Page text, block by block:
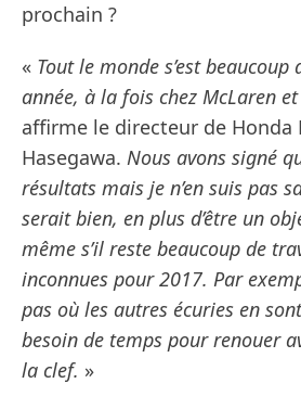
prochain ?
« Tout le monde s’est
année, à la fois chez McLaren
affirme le directeur de Honda
Hasegawa. Nous avons signé
résultats mais je n’en suis pas
serait bien, en plus d’être un
même s’il reste beaucoup de
inconnues pour 2017. Par
pas où les autres écuries en
besoin de temps pour renouer
la clef. »